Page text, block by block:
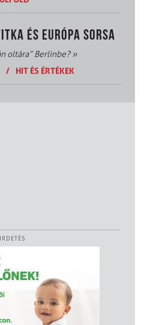
ÉS EURÓPA SORSA
oltára” Berlinbe?»
/ HIT ÉS ÉRTÉKEK